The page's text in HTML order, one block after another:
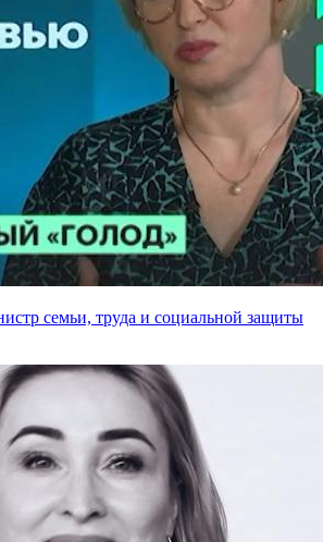
семьи, труда и социальной защиты